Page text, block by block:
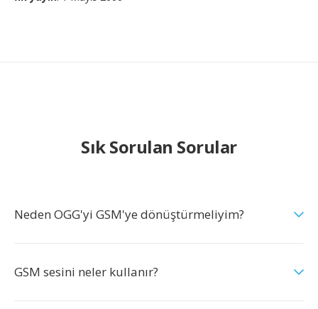
Sık Sorulan Sorular
Neden OGG'yi GSM'ye dönüştürmeliyim?
GSM sesini neler kullanır?